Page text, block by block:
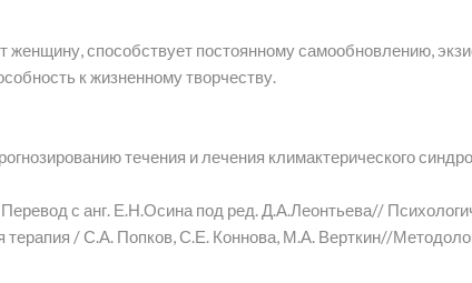
женщину, способствует постоянному самообновлению,
к жизненному творчеству.
течения и лечения климактерического
с анг. Е.Н.Осина под ред. Д.А.Леонтьева//
терапия / С.А. Попков, С.Е. Коннова, М.А. Верткин//